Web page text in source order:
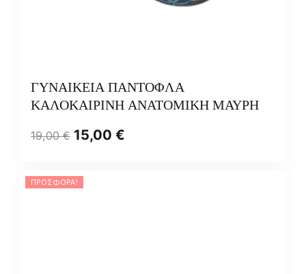
ΓΥΝΑΙΚΕΙΑ ΠΑΝΤΟΦΛΑ
ΚΑΛΟΚΑΙΡΙΝΗ ΑΝΑΤΟΜΙΚΗ ΜΑΥΡΗ
19,00€ 15,00 €
ΠΡΟΣΦΟΡΆ!